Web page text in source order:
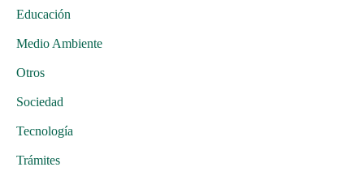
Educación
Medio Ambiente
Otros
Sociedad
Tecnología
Trámites